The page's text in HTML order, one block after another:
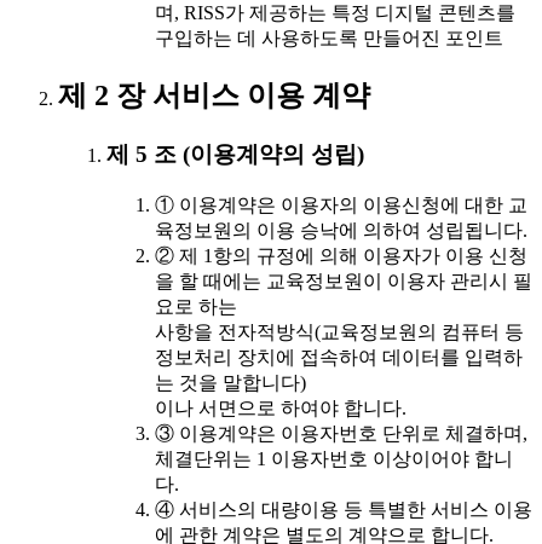
며, RISS가 제공하는 특정 디지털 콘텐츠를
구입하는 데 사용하도록 만들어진 포인트
제 2 장 서비스 이용 계약
제 5 조 (이용계약의 성립)
① 이용계약은 이용자의 이용신청에 대한 교
육정보원의 이용 승낙에 의하여 성립됩니다.
② 제 1항의 규정에 의해 이용자가 이용 신청
을 할 때에는 교육정보원이 이용자 관리시 필
요로 하는
사항을 전자적방식(교육정보원의 컴퓨터 등
정보처리 장치에 접속하여 데이터를 입력하
는 것을 말합니다)
이나 서면으로 하여야 합니다.
③ 이용계약은 이용자번호 단위로 체결하며,
체결단위는 1 이용자번호 이상이어야 합니
다.
④ 서비스의 대량이용 등 특별한 서비스 이용
에 관한 계약은 별도의 계약으로 합니다.